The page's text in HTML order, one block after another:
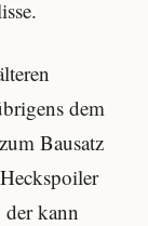
dem
Bausatz
kann